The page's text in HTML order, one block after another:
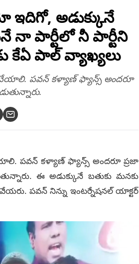
ప్రణయ్
వేదన వీడియో ఇదిగో..
ఇదిగో, అడుక్కునే
నా పార్టీలో నీ పార్టీని
కేఏ పాల్ వ్యాఖ్యలు
పవన్ కళ్యాణ్ ఫ్యాన్స్ అందరూ
పవన్ కళ్యాణ్ ఫ్యాన్స్ అందరూ ప్రజా
ఈ అడుక్కునే బతుకు మనకు
పవన్ నిన్ను ఇంటర్నేషనల్ యాక్టర్